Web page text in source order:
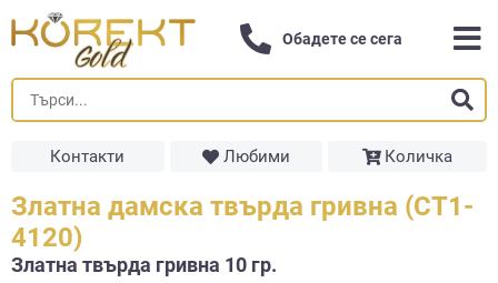
Обадете се сега
Контакти Любими Количка
Златна дамска твърда гривна (СТ1-
4120)
Златна твърда гривнa 10 гр.